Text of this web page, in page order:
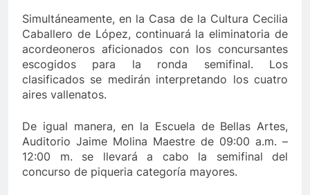
Simultáneamente, en la Casa de la Cultura Cecilia
Caballero de López, continuará la eliminatoria de
acordeoneros aficionados con los concursantes
escogidos para la ronda semifinal. Los
clasificados se medirán interpretando los cuatro
aires vallenatos.
De igual manera, en la Escuela de Bellas Artes,
Auditorio Jaime Molina Maestre de 09:00 a.m. –
12:00 m. se llevará a cabo la semifinal del
concurso de piqueria categoría mayores.